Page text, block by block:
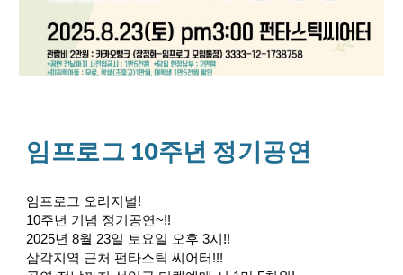
임프로그 10주년 정기공연
임프로그 오리지널!
10주년 기념 정기공연~!!
2025년 8월 23일 토요일 오후 3시!!
삼각지역 근처 펀타스틱 씨어터!!!